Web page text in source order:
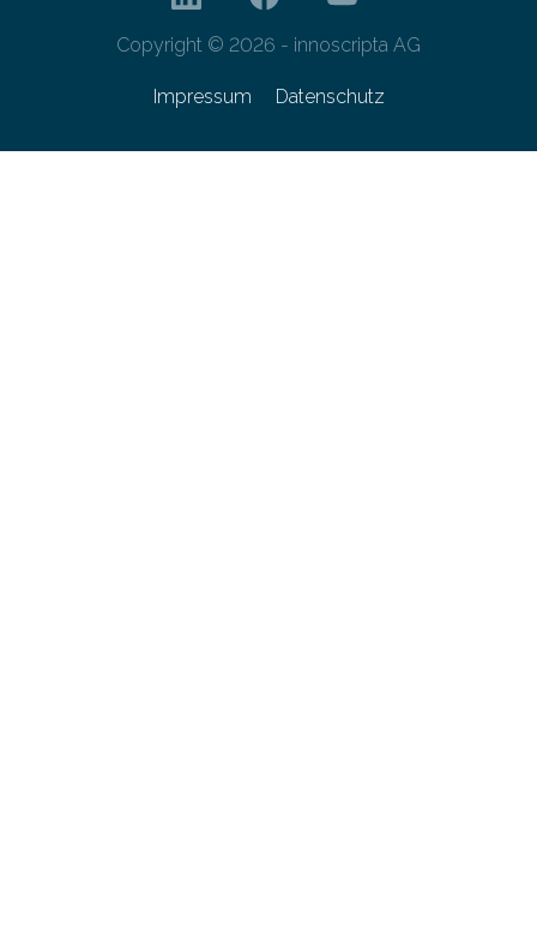
Copyright © 2026 - innoscripta AG
Impressum Datenschutz